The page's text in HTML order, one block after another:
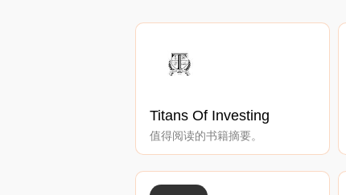
Titans Of Investing
值得阅读的书籍摘要。